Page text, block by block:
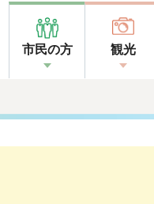
市民の方 観光